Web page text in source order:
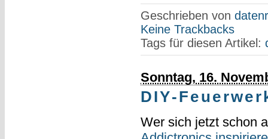
Geschrieben von
Keine Trackbacks
Tags für diesen Artikel:
Sonntag, 16.
DIY-
Wer sich jetzt schon